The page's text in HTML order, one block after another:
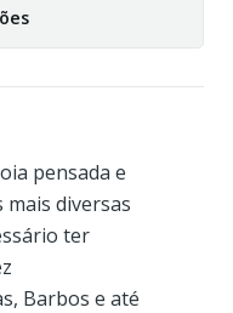
pensada e
mais diversas
ter
Barbos e até